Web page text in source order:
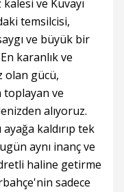
ve Kuvayı
temsilcisi,
ve büyük bir
karanlık ve
olan gücü,
ve
alıyoruz.
kaldırıp tek
aynı inanç ve
haline getirme
sadece